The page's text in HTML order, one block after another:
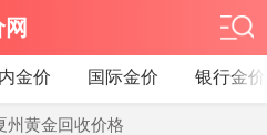
金价 国际金价 银行金价
州黄金回收价格